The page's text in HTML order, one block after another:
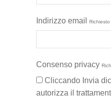
Indirizzo emailRichiesto
Consenso privacy
Cliccando Invia
autorizza il